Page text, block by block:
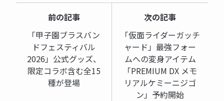
前の記事
「甲子園ブラスバン
ドフェスティバル
2026」公式グッズ、
限定コラボ含む全15
種が登場
次の記事
「仮面ライダーガッチ
ャード」最強フォー
ムへの変身アイテム
「PREMIUM DX メモ
リアルケミーニジゴ
ン」予約開始